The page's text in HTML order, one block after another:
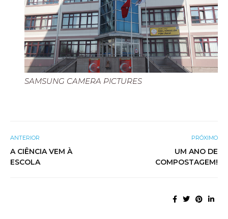
SAMSUNG CAMERA PICTURES
ANTERIOR
A CIÊNCIA VEM À
ESCOLA
PRÓXIMO
UM ANO DE
COMPOSTAGEM!